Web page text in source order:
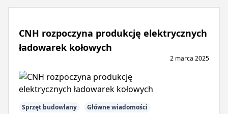
CNH rozpoczyna produkcję elektrycznych
ładowarek kołowych
2 marca 2025
Sprzęt budowlany Główne wiadomości